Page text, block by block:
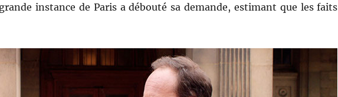
instance de Paris a débouté sa demande, estimant que les faits